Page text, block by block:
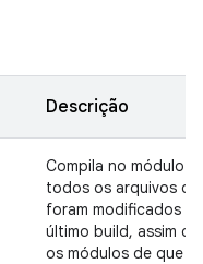
Descrição
Compila no módulo
todos os arquivos
foram modificados
último build, assim
os módulos de que o